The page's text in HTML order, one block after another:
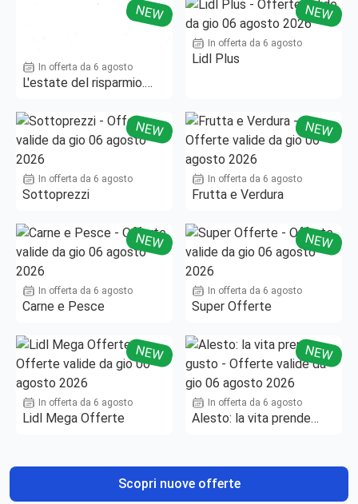
NEW
In offerta da 6 agosto
L'estate del risparmio.
NEW
In offerta da 6 agosto
Lidl Plus
NEW
In offerta da 6 agosto
Sottoprezzi
NEW
In offerta da 6 agosto
Frutta e Verdura
NEW
In offerta da 6 agosto
Carne e Pesce
NEW
In offerta da 6 agosto
Super Offerte
NEW
In offerta da 6 agosto
Lidl Mega Offerte
NEW
In offerta da 6 agosto
Alesto: la vita prende
Scopri nuove offerte